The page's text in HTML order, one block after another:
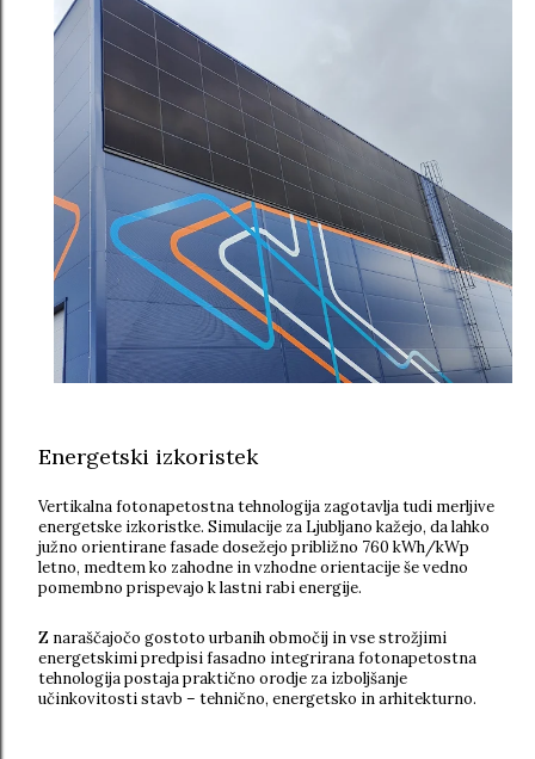
Energetski izkoristek
Vertikalna fotonapetostna tehnologija zagotavlja tudi merljive
energetske izkoristke. Simulacije za Ljubljano kažejo, da lahko
južno orientirane fasade dosežejo približno 760 kWh/kWp
letno, medtem ko zahodne in vzhodne orientacije še vedno
pomembno prispevajo k lastni rabi energije.
Z naraščajočo gostoto urbanih območij in vse strožjimi
energetskimi predpisi fasadno integrirana fotonapetostna
tehnologija postaja praktično orodje za izboljšanje
učinkovitosti stavb – tehnično, energetsko in arhitekturno.